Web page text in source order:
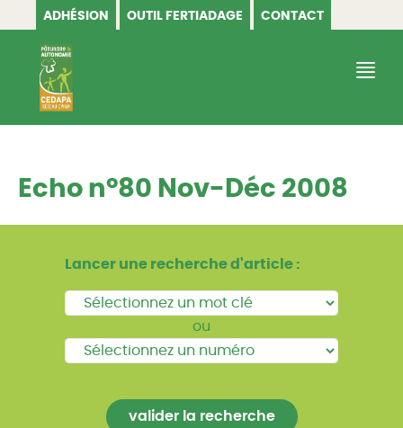
ADHÉSION OUTIL FERTIADAGE CONTACT
CEDAPA
Echo n°80 Nov-Déc 2008
Lancer une recherche d'article :
ou